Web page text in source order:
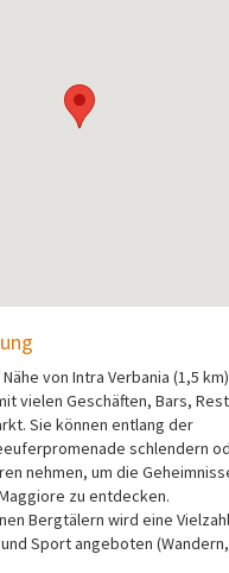
von Intra Verbania (1,5
vielen Geschäften, Bars,
Sie können entlang der
schlendern
nehmen, um die
zu entdecken.
Bergtälern wird eine
Sport angeboten (Wandern,